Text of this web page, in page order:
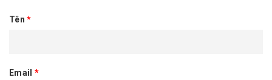
Tên *
Email *